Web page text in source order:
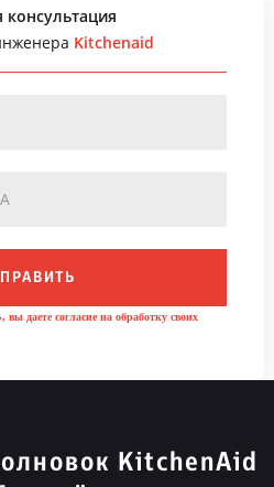
консультация
Kitchenaid
даете согласие на обработку своих
KitchenAid